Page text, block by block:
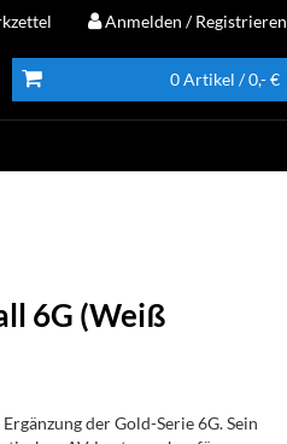
Anmelden / Registrieren
0 Artikel / 0,- €
6G (Weiß
der Gold-Serie 6G. Sein